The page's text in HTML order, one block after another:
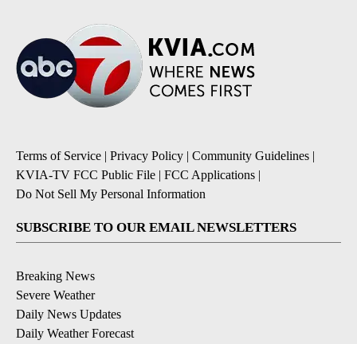
Terms of Service | Privacy Policy | Community Guidelines |
KVIA-TV FCC Public File | FCC Applications |
Do Not Sell My Personal Information
SUBSCRIBE TO OUR EMAIL NEWSLETTERS
Breaking News
Severe Weather
Daily News Updates
Daily Weather Forecast